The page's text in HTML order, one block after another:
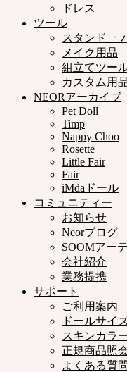
ドレス
ツール
スタンド ㆍ
メイク用品
組立てツー
カスタム用
NEORアーカイブ
Pet Doll
Timp
Nappy Choo
Rosette
Little Fair
Fair
iMdaドール
コミュニティー
お知らせ
Neorブログ
SOOMアー
会社紹介
業務提携
サポート
ご利用案内
ドールサイ
スキンカラ
正規商品照
よくある質